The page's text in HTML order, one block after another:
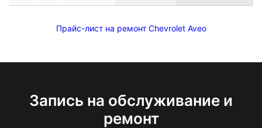
Прайс-лист на ремонт Chevrolet Aveo
Запись на обслуживание и
ремонт